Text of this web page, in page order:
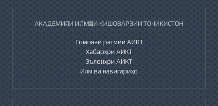
АКАДЕМИЯИ ИЛМҲОИ КИШОВАРЗИИ ТОҶИКИСТОН
Сомонаи расмии АИКТ
Хабарҳои АИКТ
Эълонҳои АИКТ
Илм ва навигариҳо